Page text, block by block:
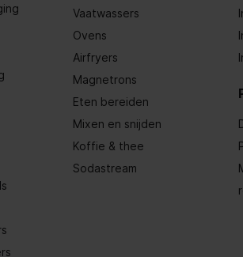
Vaatwassers
Ovens
Airfryers
Magnetrons
Eten bereiden
Mixen en snijden
Koffie & thee
Sodastream